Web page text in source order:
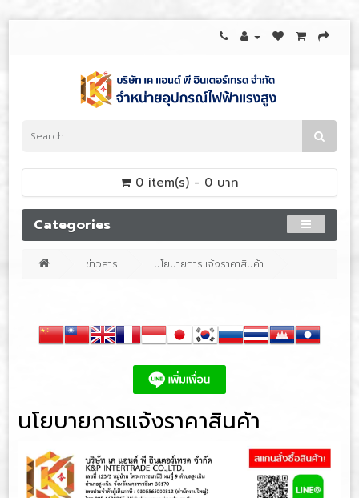
0 item(s) - 0 บาท
Categories
ข่าวสาร นโยบายการแจ้งราคาสินค้า
นโยบายการแจ้งราคาสินค้า